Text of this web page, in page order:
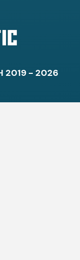
2019 - 2026